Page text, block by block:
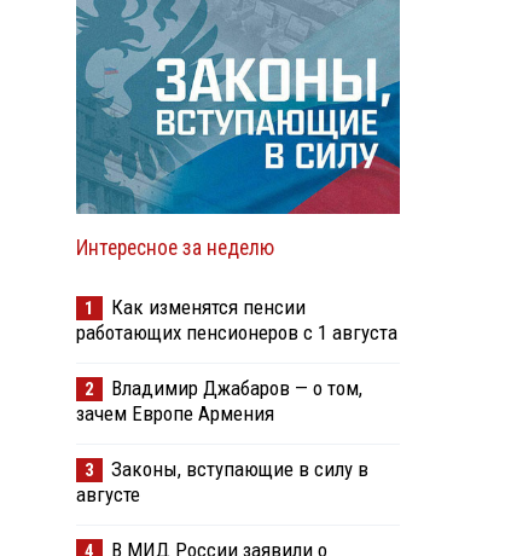
Интересное за неделю
1
Как изменятся пенсии
работающих пенсионеров с 1 августа
2
Владимир Джабаров — о том,
зачем Европе Армения
3
Законы, вступающие в силу в
августе
4
В МИД России заявили о